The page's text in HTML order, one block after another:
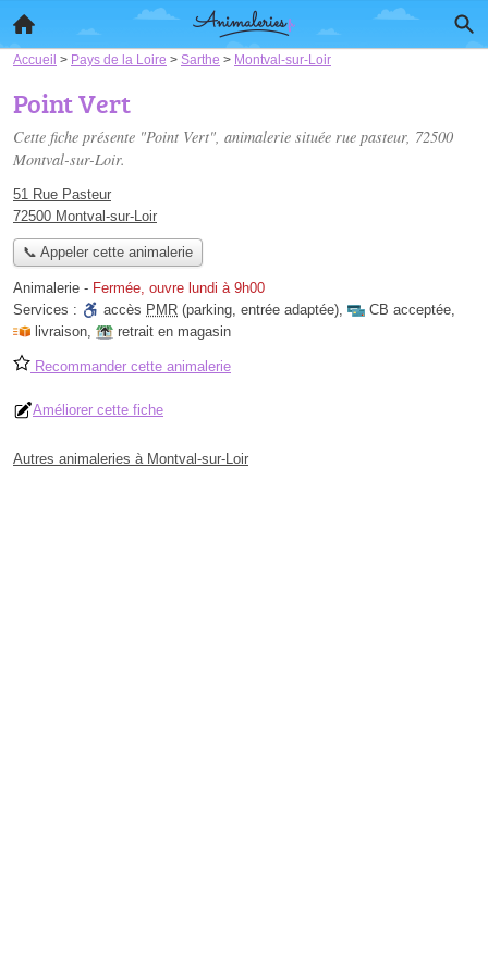
Accueil > Pays de la Loire > Sarthe > Montval-sur-Loir
Point Vert
Cette fiche présente "Point Vert", animalerie située rue pasteur, 72500
Montval-sur-Loir.
51 Rue Pasteur
72500 Montval-sur-Loir
📞 Appeler cette animalerie
Animalerie - Fermée, ouvre lundi à 9h00
Services :
accès PMR (parking, entrée adaptée), CB acceptée,
livraison, retrait en magasin
Recommander cette animalerie
Améliorer cette fiche
Autres animaleries à Montval-sur-Loir